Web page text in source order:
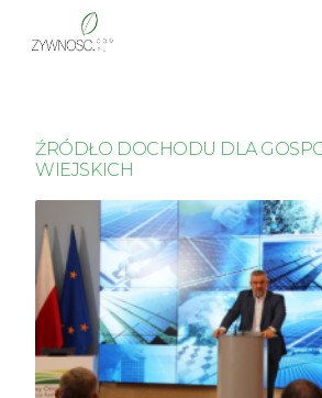
ŹRÓDŁO DOCHODU DLA
WIEJSKICH